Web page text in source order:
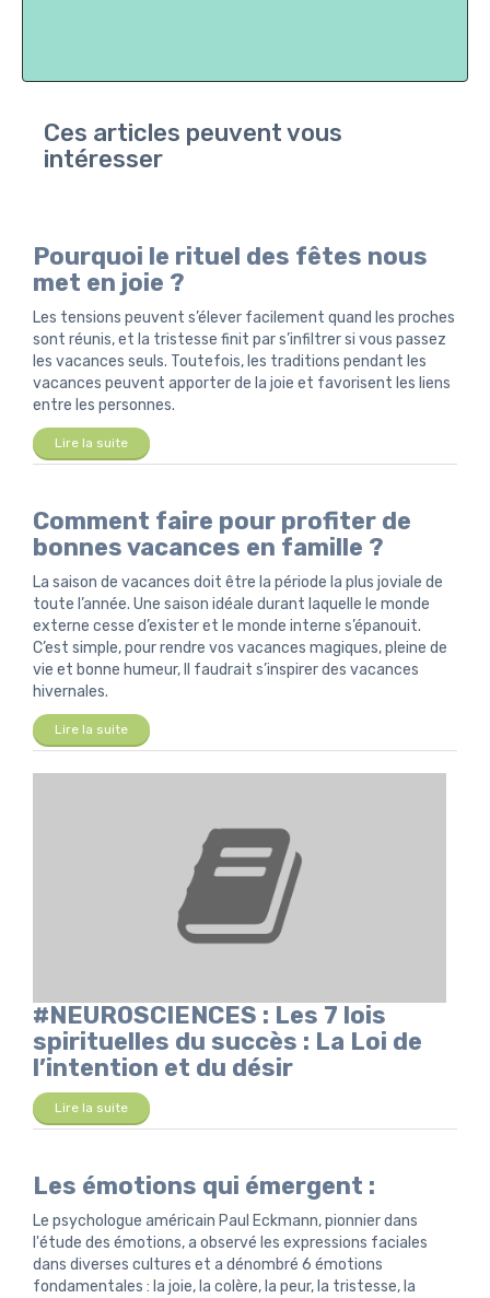
Ces articles peuvent vous
intéresser
Pourquoi le rituel des fêtes nous
met en joie ?
Les tensions peuvent s’élever facilement quand les proches
sont réunis, et la tristesse finit par s’infiltrer si vous passez
les vacances seuls. Toutefois, les traditions pendant les
vacances peuvent apporter de la joie et favorisent les liens
entre les personnes.
Lire la suite
Comment faire pour profiter de
bonnes vacances en famille ?
La saison de vacances doit être la période la plus joviale de
toute l’année. Une saison idéale durant laquelle le monde
externe cesse d’exister et le monde interne s’épanouit.
C’est simple, pour rendre vos vacances magiques, pleine de
vie et bonne humeur, Il faudrait s’inspirer des vacances
hivernales.
Lire la suite
#NEUROSCIENCES : Les 7 lois
spirituelles du succès : La Loi de
l’intention et du désir
Lire la suite
Les émotions qui émergent :
Le psychologue américain Paul Eckmann, pionnier dans
l'étude des émotions, a observé les expressions faciales
dans diverses cultures et a dénombré 6 émotions
fondamentales : la joie, la colère, la peur, la tristesse, la